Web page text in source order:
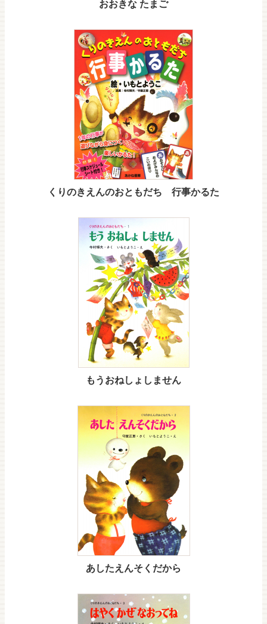
おおきな たまご
くりのきえんのおともだち 行事かるた
もうおねしょしません
あしたえんそくだから